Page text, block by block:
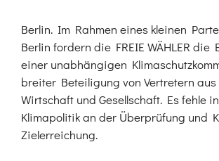
Berlin. Im Rahmen eines kleinen
Berlin fordern die FREIE WÄHLER die
einer unabhängigen
breiter Beteiligung von Vertretern aus
Wirtschaft und Gesellschaft. Es fehle
Klimapolitik an der Überprüfung und
Zielerreichung.